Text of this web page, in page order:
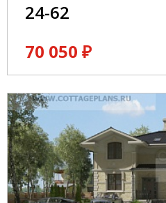
24-62
70 050 ₽